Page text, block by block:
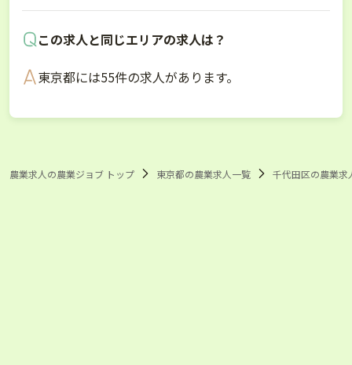
この求人と同じエリアの求人は？
東京都には55件の求人があります。
農業求人の農業ジョブ トップ 東京都の農業求人一覧 千代田区の農業求